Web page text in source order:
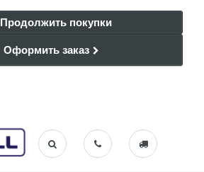
Продолжить покупки
Оформить заказ